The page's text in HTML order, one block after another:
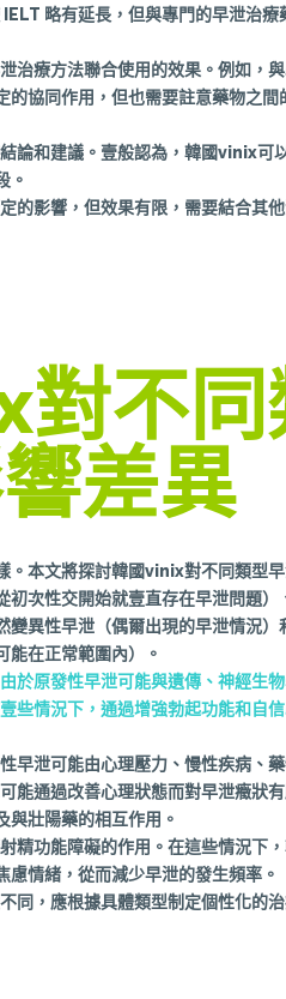
略有延長，但與專門的早泄治療
治療方法聯合使用的效果。例如，
的協同作用，但也需要註意藥物之間
論和建議。壹般認為，韓國vinix可
。
的影響，但效果有限，需要結合其
不同
差異
。本文將探討韓國vinix對不同類型
初次性交開始就壹直存在早泄問題）
變異性早泄（偶爾出現的早泄情況）
能在正常範圍內）。
由於原發性早泄可能與遺傳、神經生
些情況下，通過增強勃起功能和自
早泄可能由心理壓力、慢性疾病、
能通過改善心理狀態而對早泄癥狀
與壯陽藥的相互作用。
精功能障礙的作用。在這些情況下
情緒，從而減少早泄的發生頻率。
同，應根據具體類型制定個性化的治